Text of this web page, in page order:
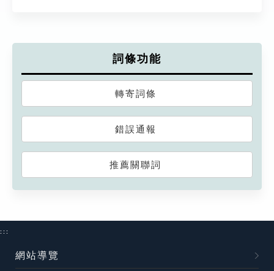
詞條功能
轉寄詞條
錯誤通報
推薦關聯詞
:::
網站導覽